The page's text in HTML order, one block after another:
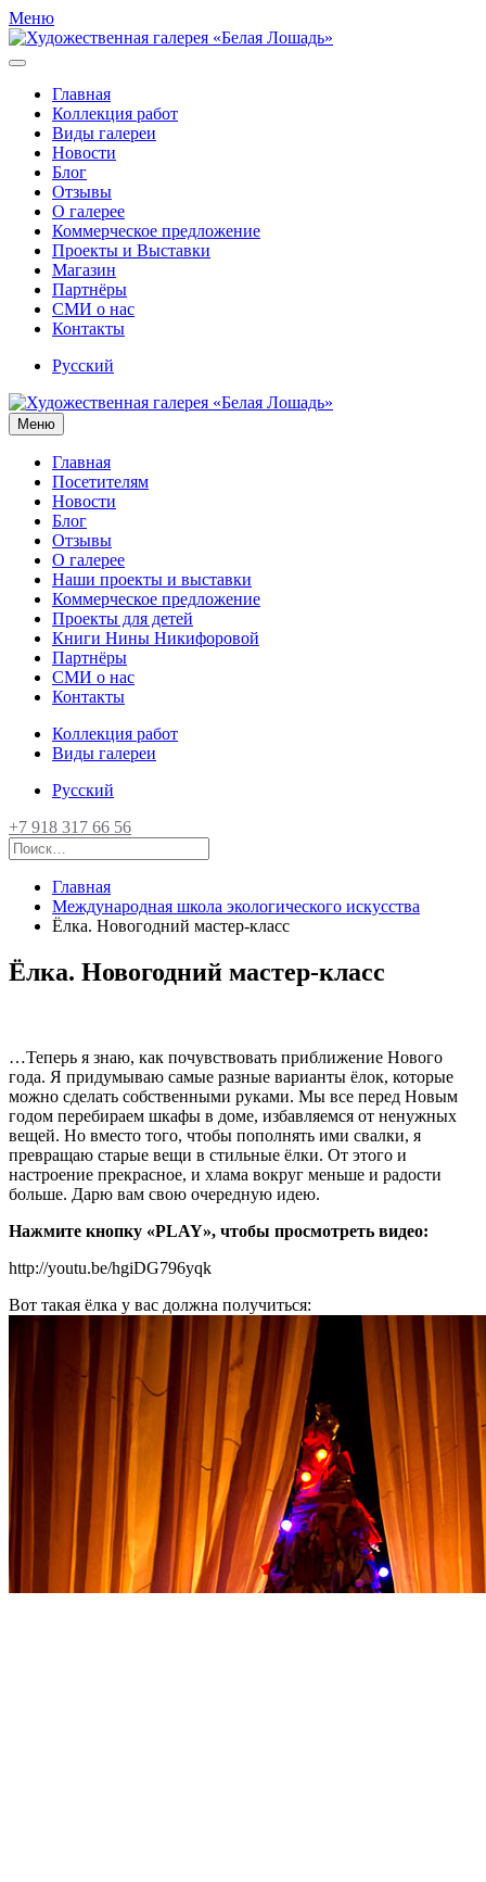
Меню
Главная
Коллекция работ
Виды галереи
Новости
Блог
Отзывы
О галерее
Коммерческое предложение
Проекты и Выставки
Магазин
Партнёры
СМИ о нас
Контакты
Русский
Меню
Главная
Посетителям
Новости
Блог
Отзывы
О галерее
Наши проекты и выставки
Коммерческое предложение
Проекты для детей
Книги Нины Никифоровой
Партнёры
СМИ о нас
Контакты
Коллекция работ
Виды галереи
Русский
+7 918 317 66 56
Главная
Международная школа экологического искусства
Ёлка. Новогодний мастер-класс
Ёлка. Новогодний мастер-класс
…Теперь я знаю, как почувствовать приближение Нового
года. Я придумываю самые разные варианты ёлок, которые
можно сделать собственными руками. Мы все перед Новым
годом перебираем шкафы в доме, избавляемся от ненужных
вещей. Но вместо того, чтобы пополнять ими свалки, я
превращаю старые вещи в стильные ёлки. От этого и
настроение прекрасное, и хлама вокруг меньше и радости
больше. Дарю вам свою очередную идею.
Нажмите кнопку «PLAY», чтобы просмотреть видео:
http://youtu.be/hgiDG796yqk
Вот такая ёлка у вас должна получиться: